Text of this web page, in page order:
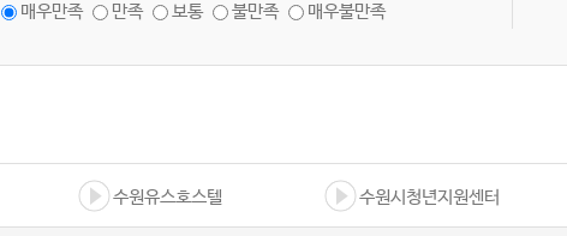
매우만족
만족 보통 불만족 매우불만족
수원유스호스텔 수원시청년지원센터